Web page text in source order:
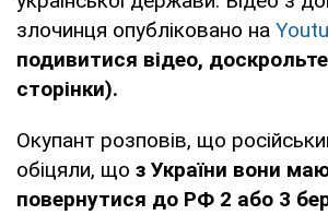
злочинця опубліковано на
подивитися відео,
сторінки).
Окупант розповів, що
обіцяли, що з України вони
повернутися до РФ 2 або 3